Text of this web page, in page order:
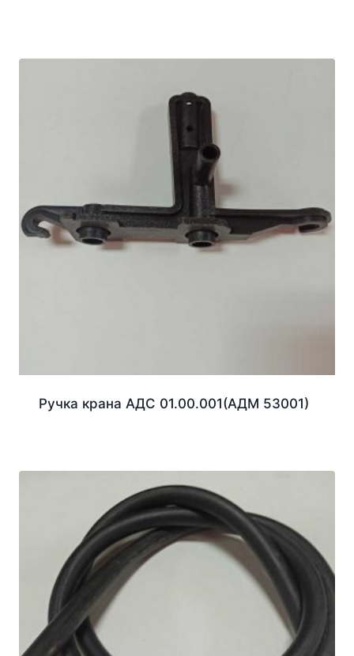
Ручка крана АДС 01.00.001(АДМ 53001)